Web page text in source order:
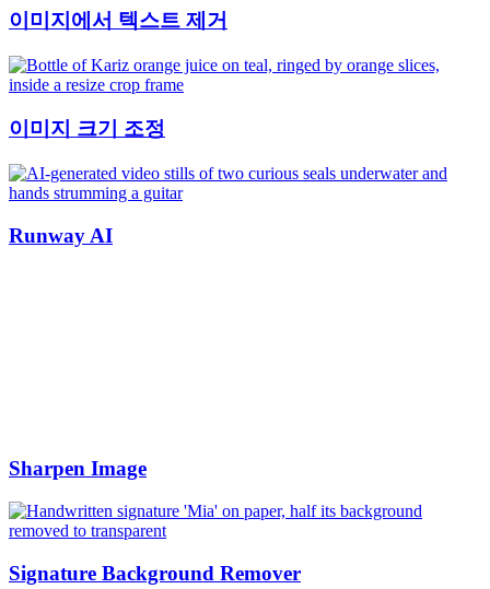
이미지에서 텍스트 제거
이미지 크기 조정
Runway AI
Sharpen Image
Signature Background Remover